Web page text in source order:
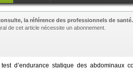
la référence des professionnels de santé.
de cet article nécessite un abonnement.
d’endurance statique des abdominaux